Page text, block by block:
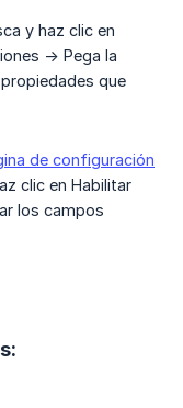
y haz clic en
-> Pega la
que
de configuración
clic en Habilitar
los campos